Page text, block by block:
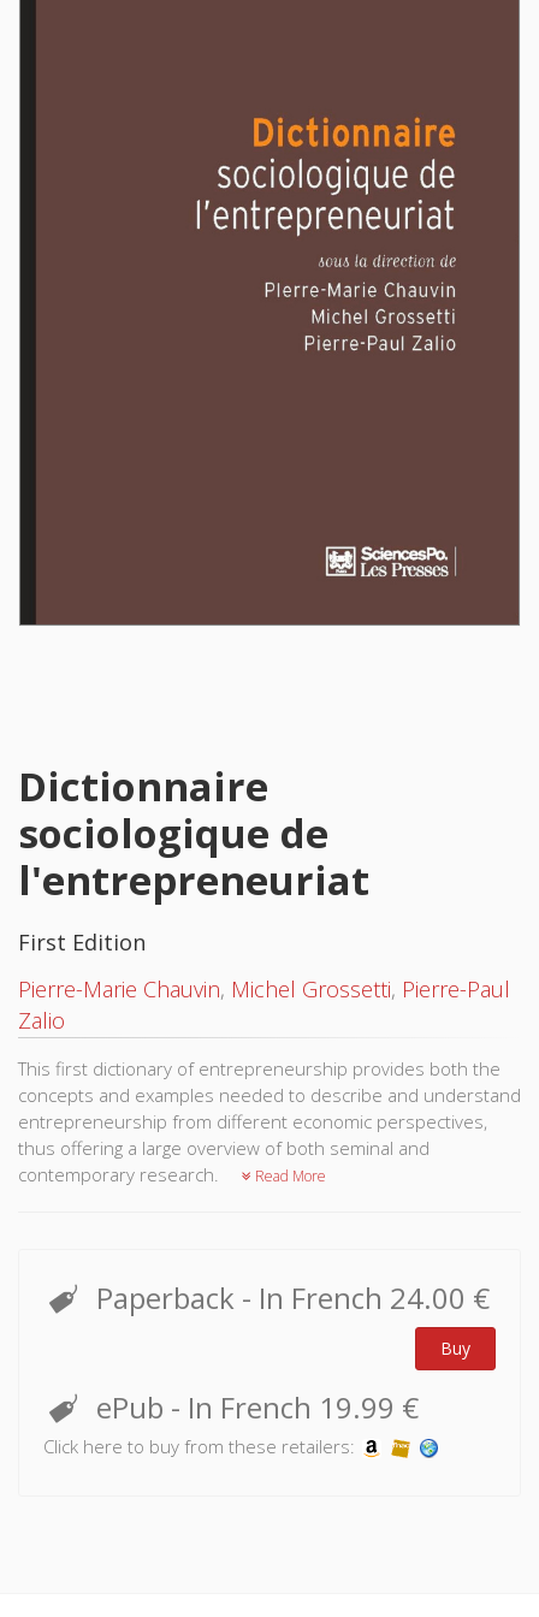
Dictionnaire
sociologique de
l'entrepreneuriat
First Edition
Pierre-Marie Chauvin, Michel Grossetti, Pierre-Paul
Zalio
This first dictionary of entrepreneurship provides both the
concepts and examples needed to describe and understand
entrepreneurship from different economic perspectives,
thus offering a large overview of both seminal and
contemporary research.
Read More
Paperback - In French 24.00 €
Buy
ePub - In French 19.99 €
Click here to buy from these retailers: